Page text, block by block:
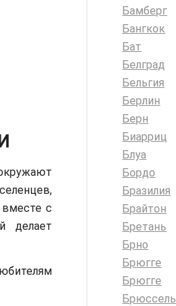
с
делает
Бамберг
Бангкок
Бат
Белград
Бельгия
Берлин
Берн
Биарриц
Блуа
Бордо
Бразилия
Брайтон
Бретань
Брно
Брюгге
Брюгге
Брюссель